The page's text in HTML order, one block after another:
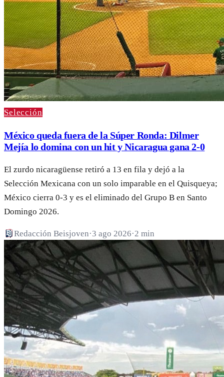
Selección
México queda fuera de la Súper Ronda: Dilmer
Mejía lo domina con un hit y Nicaragua gana 2-0
El zurdo nicaragüense retiró a 13 en fila y dejó a la
Selección Mexicana con un solo imparable en el Quisqueya;
México cierra 0-3 y es el eliminado del Grupo B en Santo
Domingo 2026.
Redacción Beisjoven·3 ago 2026·2 min